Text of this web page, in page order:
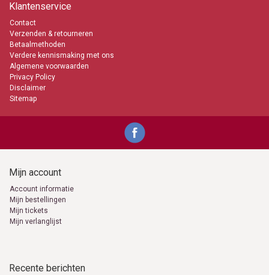
Klantenservice
Contact
Verzenden & retourneren
Betaalmethoden
Verdere kennismaking met ons
Algemene voorwaarden
Privacy Policy
Disclaimer
Sitemap
Mijn account
Account informatie
Mijn bestellingen
Mijn tickets
Mijn verlanglijst
Recente berichten